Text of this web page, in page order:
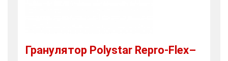
Гранулятор Polystar Repro-Flex–